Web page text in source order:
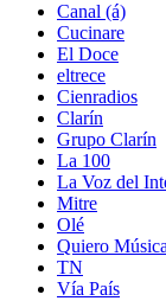
Canal (á)
Cucinare
El Doce
eltrece
Cienradios
Clarín
Grupo Clarín
La 100
La Voz del
Mitre
Olé
Quiero Música
TN
Vía País